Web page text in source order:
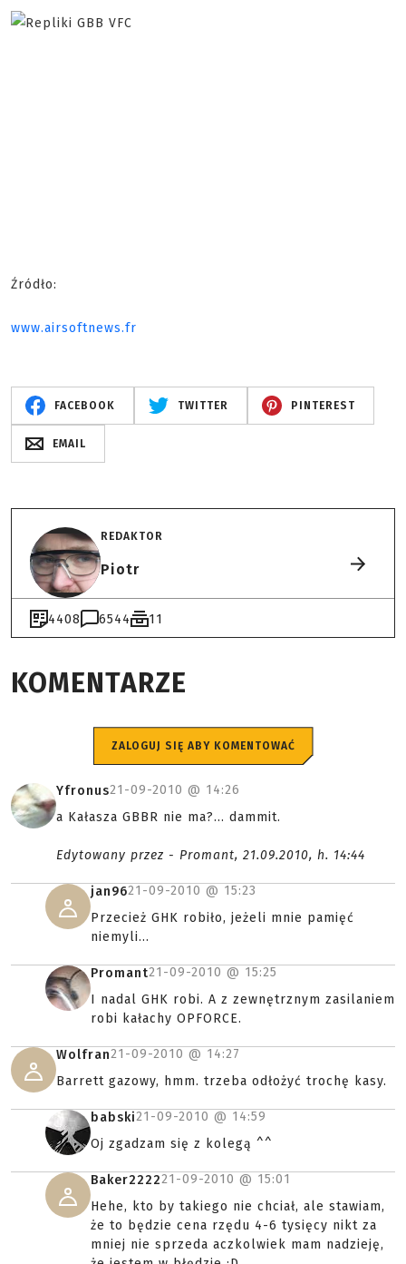
Źródło:
www.airsoftnews.fr
FACEBOOK TWITTER PINTEREST
EMAIL
REDAKTOR
Piotr
4408 6544 11
KOMENTARZE
ZALOGUJ SIĘ ABY KOMENTOWAĆ
Yfronus21-09-2010 @ 14:26
a Kałasza GBBR nie ma?... dammit.
Edytowany przez - Promant, 21.09.2010, h. 14:44
jan9621-09-2010 @ 15:23
Przecież GHK robiło, jeżeli mnie pamięć
niemyli...
Promant21-09-2010 @ 15:25
I nadal GHK robi. A z zewnętrznym zasilaniem
robi kałachy OPFORCE.
Wolfran21-09-2010 @ 14:27
Barrett gazowy, hmm. trzeba odłożyć trochę kasy.
babski21-09-2010 @ 14:59
Oj zgadzam się z kolegą ^^
Baker222221-09-2010 @ 15:01
Hehe, kto by takiego nie chciał, ale stawiam,
że to będzie cena rzędu 4-6 tysięcy nikt za
mniej nie sprzeda aczkolwiek mam nadzieję,